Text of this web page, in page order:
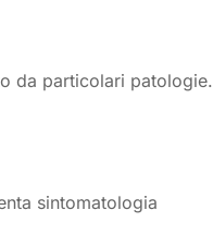
da particolari patologie.
sintomatologia